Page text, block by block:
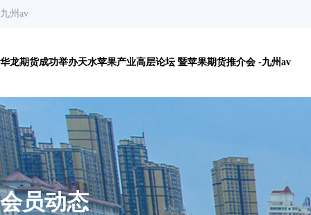
九州av
华龙期货成功举办天水苹果产业高层论坛 暨苹果期货推介会 -九州av
会员动态